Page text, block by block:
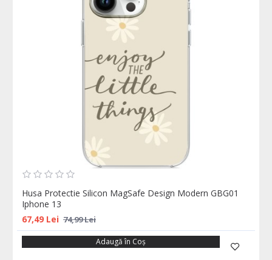
Husa Protectie Silicon MagSafe Design Modern GBG01
Iphone 13
67,49 Lei 74,99 Lei
Adaugă în Coş